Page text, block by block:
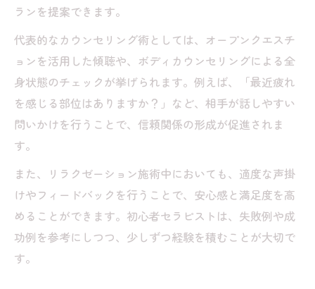
ランを提案できます。
代表的なカウンセリング術としては、オープンクエスチ
ョンを活用した傾聴や、ボディカウンセリングによる全
身状態のチェックが挙げられます。例えば、「最近疲れ
を感じる部位はありますか？」など、相手が話しやすい
問いかけを行うことで、信頼関係の形成が促進されま
す。
また、リラクゼーション施術中においても、適度な声掛
けやフィードバックを行うことで、安心感と満足度を高
めることができます。初心者セラピストは、失敗例や成
功例を参考にしつつ、少しずつ経験を積むことが大切で
す。